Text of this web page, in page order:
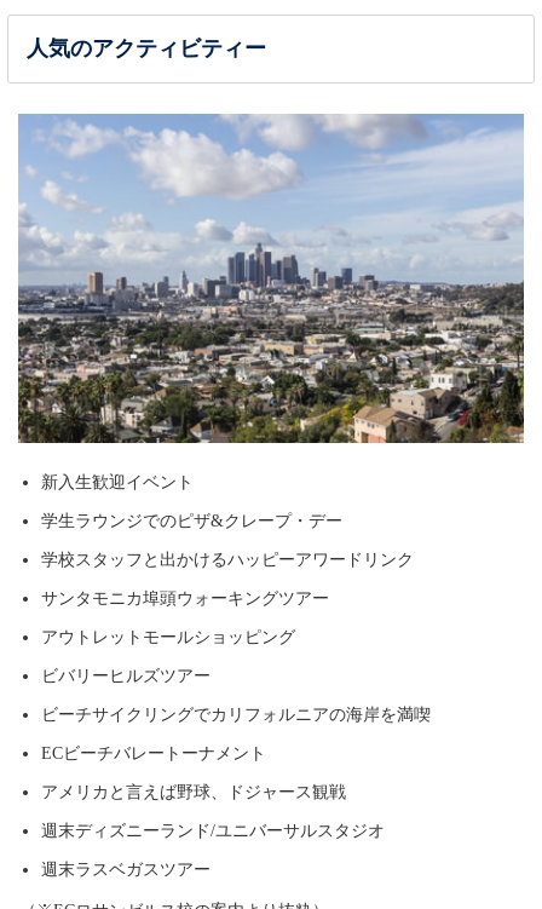
人気のアクティビティー
新入生歓迎イベント
学生ラウンジでのピザ&クレープ・デー
学校スタッフと出かけるハッピーアワードリンク
サンタモニカ埠頭ウォーキングツアー
アウトレットモールショッピング
ビバリーヒルズツアー
ビーチサイクリングでカリフォルニアの海岸を満喫
ECビーチバレートーナメント
アメリカと言えば野球、ドジャース観戦
週末ディズニーランド/ユニバーサルスタジオ
週末ラスベガスツアー